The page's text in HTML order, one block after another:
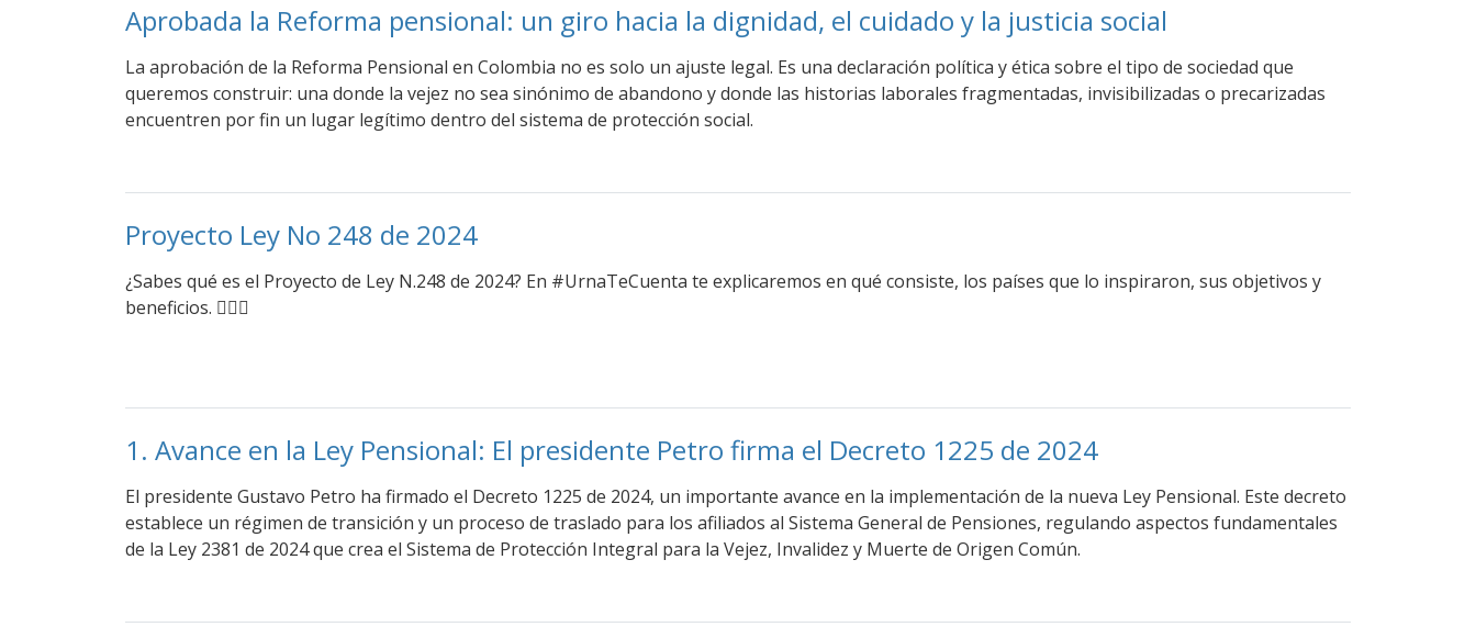
Aprobada la Reforma pensional: un giro hacia la dignidad, el cuidado y la justicia social
La aprobación de la Reforma Pensional en Colombia no es solo un ajuste legal. Es una declaración política y ética sobre el tipo de sociedad que
queremos construir: una donde la vejez no sea sinónimo de abandono y donde las historias laborales fragmentadas, invisibilizadas o precarizadas
encuentren por fin un lugar legítimo dentro del sistema de protección social.
Proyecto Ley No 248 de 2024
¿Sabes qué es el Proyecto de Ley N.248 de 2024? En #UrnaTeCuenta te explicaremos en qué consiste, los países que lo inspiraron, sus objetivos y
beneficios. 👩🏻‍⚖
1. Avance en la Ley Pensional: El presidente Petro firma el Decreto 1225 de 2024
El presidente Gustavo Petro ha firmado el Decreto 1225 de 2024, un importante avance en la implementación de la nueva Ley Pensional. Este decreto
establece un régimen de transición y un proceso de traslado para los afiliados al Sistema General de Pensiones, regulando aspectos fundamentales
de la Ley 2381 de 2024 que crea el Sistema de Protección Integral para la Vejez, Invalidez y Muerte de Origen Común.